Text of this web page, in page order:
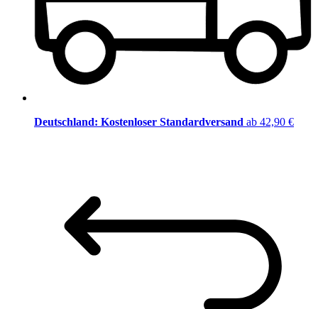
Deutschland: Kostenloser Standardversand ab 42,90 €